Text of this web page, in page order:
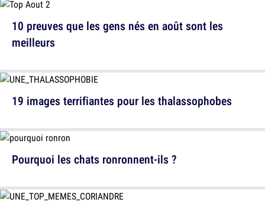
19 images terrifiantes pour les thalassophobes
10 preuves que les gens nés en août sont les
meilleurs
Pourquoi les chats ronronnent-ils ?